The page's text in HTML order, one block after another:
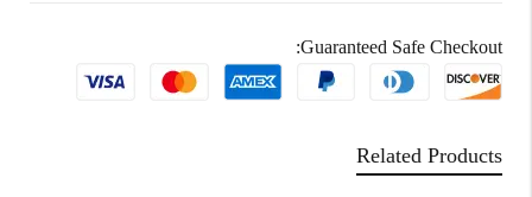
Guaranteed Safe Checkout:
Related Products